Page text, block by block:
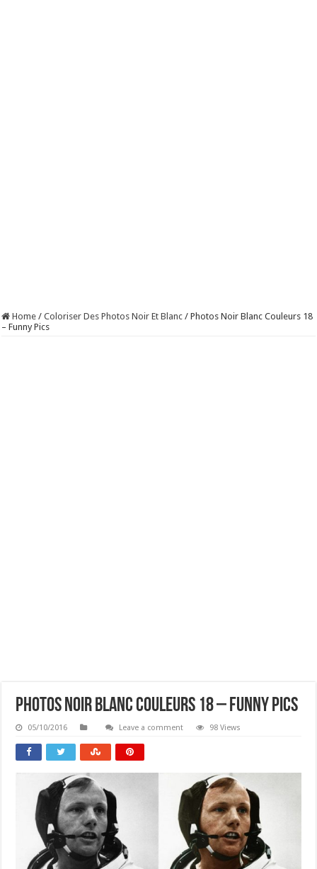
Home / Coloriser Des Photos Noir Et Blanc / Photos Noir Blanc Couleurs 18
– Funny Pics
Photos Noir Blanc Couleurs 18 – Funny Pics
05/10/2016 Leave a comment 98 Views